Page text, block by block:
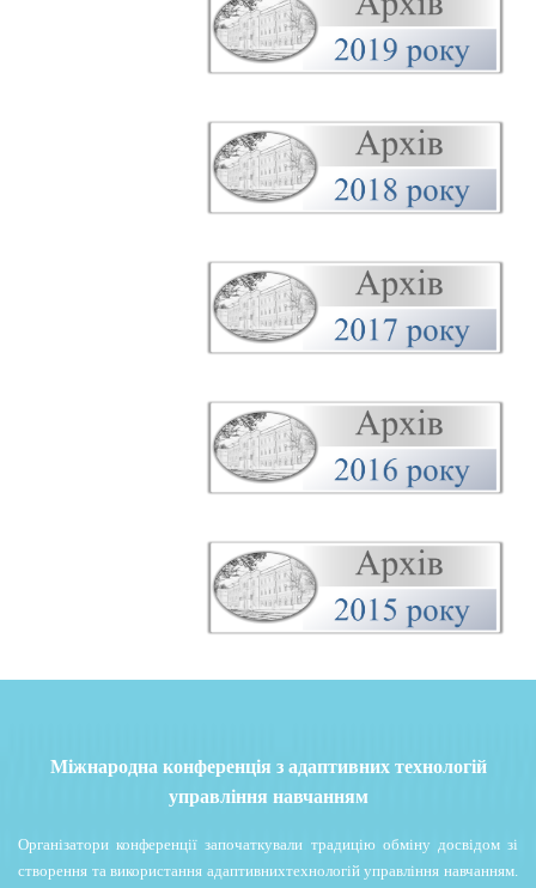
Міжнародна конференція з адаптивних технологій
управління навчанням
Організатори конференції започаткували традицію обміну досвідом зі
створення та використання адаптивнихтехнологій управління навчанням.